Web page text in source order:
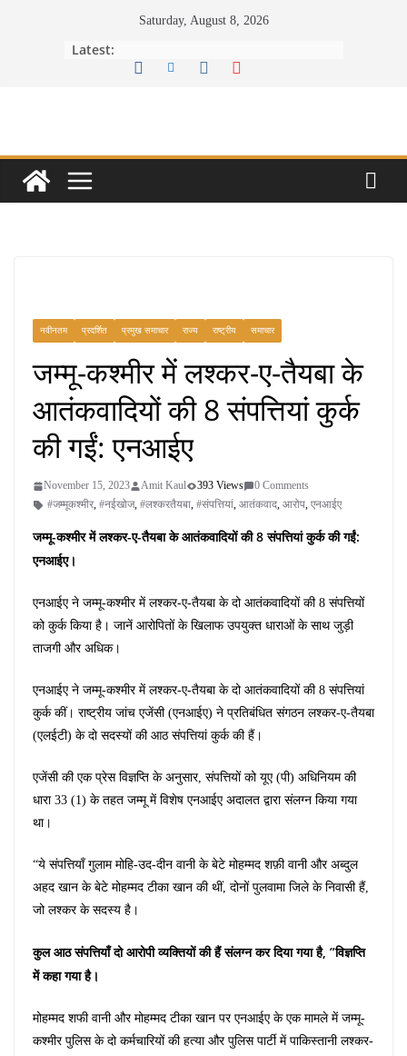
Saturday, August 8, 2026
Latest:
नवीनतम प्रदर्शित प्रमुख समाचार राज्य राष्ट्रीय समाचार
जम्मू-कश्मीर में लश्कर-ए-तैयबा के
आतंकवादियों की 8 संपत्तियां कुर्क
की गईं: एनआईए
November 15, 2023 Amit Kaul 393 Views
0 Comments
#जम्मूकश्मीर, #नईखोज, #लश्करतैयबा, #संपत्तियां, आतंकवाद, आरोप, एनआईए
जम्मू-कश्मीर में लश्कर-ए-तैयबा के आतंकवादियों की 8 संपत्तियां कुर्क की गईं:
एनआईए।
एनआईए ने जम्मू-कश्मीर में लश्कर-ए-तैयबा के दो आतंकवादियों की 8 संपत्तियों
को कुर्क किया है। जानें आरोपितों के खिलाफ उपयुक्त धाराओं के साथ जुड़ी
ताजगी और अधिक।
एनआईए ने जम्मू-कश्मीर में लश्कर-ए-तैयबा के दो आतंकवादियों की 8 संपत्तियां
कुर्क कीं। राष्ट्रीय जांच एजेंसी (एनआईए) ने प्रतिबंधित संगठन लश्कर-ए-तैयबा
(एलईटी) के दो सदस्यों की आठ संपत्तियां कुर्क की हैं।
एजेंसी की एक प्रेस विज्ञप्ति के अनुसार, संपत्तियों को यूए (पी) अधिनियम की
धारा 33 (1) के तहत जम्मू में विशेष एनआईए अदालत द्वारा संलग्न किया गया
था।
“ये संपत्तियाँ गुलाम मोहि-उद-दीन वानी के बेटे मोहम्मद शफ़ी वानी और अब्दुल
अहद खान के बेटे मोहम्मद टीका खान की थीं, दोनों पुलवामा जिले के निवासी हैं,
जो लश्कर के सदस्य है।
कुल आठ संपत्तियाँ दो आरोपी व्यक्तियों की हैं संलग्न कर दिया गया है, ”विज्ञप्ति
में कहा गया है।
मोहम्मद शफी वानी और मोहम्मद टीका खान पर एनआईए के एक मामले में जम्मू-
कश्मीर पुलिस के दो कर्मचारियों की हत्या और पुलिस पार्टी में पाकिस्तानी लश्कर-